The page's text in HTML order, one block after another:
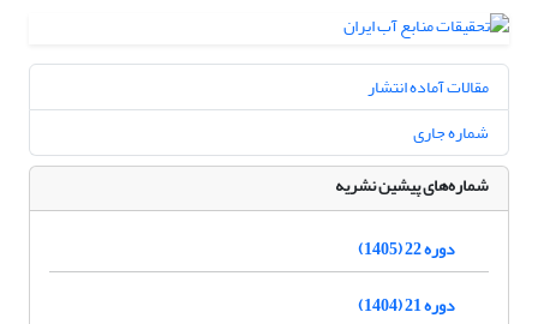
مقالات آماده انتشار
شماره جاری
شماره‌های پیشین نشریه
دوره 22 (1405)
دوره 21 (1404)